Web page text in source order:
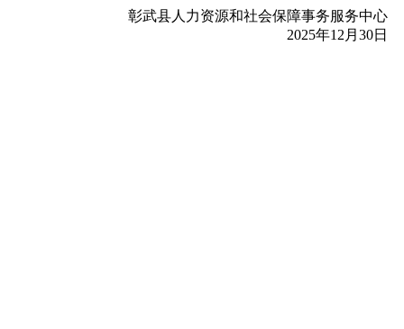
彰武县人力资源和社会保障事务服务中心
2025年12月30日